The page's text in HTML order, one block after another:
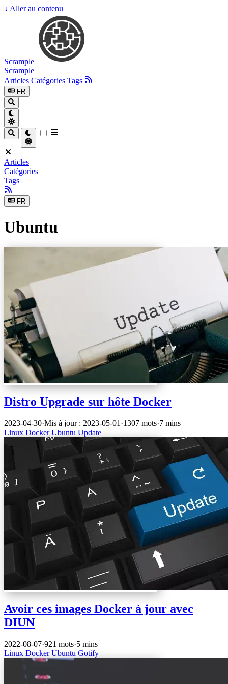
↓ Aller au contenu
Scrample
Scrample
Articles Catégories Tags
FR
Articles
Catégories
Tags
FR
Ubuntu
Distro Upgrade sur hôte Docker
2023-04-30·Mis à jour : 2023-05-01 ·1307 mots·7 mins
Linux DockerUbuntu Update
Avoir ces images Docker à jour avec
DIUN
2022-08-07·921 mots·5 mins
Linux DockerUbuntu Gotify